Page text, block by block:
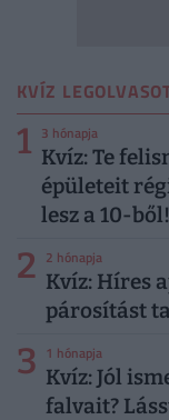
KVÍZ
1 3 hónapja
Kvíz: Te
épületeit
lesz a 10-ből!
2 2 hónapja
Kvíz: Híres
párosítást
3 1 hónapja
Kvíz: Jól
falvait?